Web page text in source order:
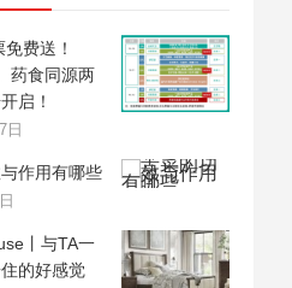
费送！
药食同源两
启！
日
作用有哪些
丨与TA一
的好感觉